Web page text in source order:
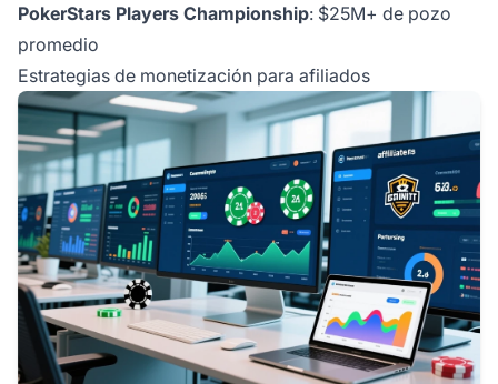
PokerStars Players Championship: $25M+ de pozo
promedio
Estrategias de monetización para afiliados